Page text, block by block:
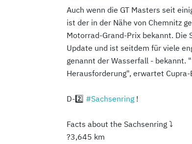
Auch wenn die GT Masters seit
ist der in der Nähe von Chemnitz
Motorrad-Grand-Prix bekannt. Die
Update und ist seitdem für viele
genannt der Wasserfall - bekannt.
Herausforderung", erwartet Cupra-
D-2️⃣ #Sachsenring !
Facts about the Sachsenring ⤵️
?3,645 km